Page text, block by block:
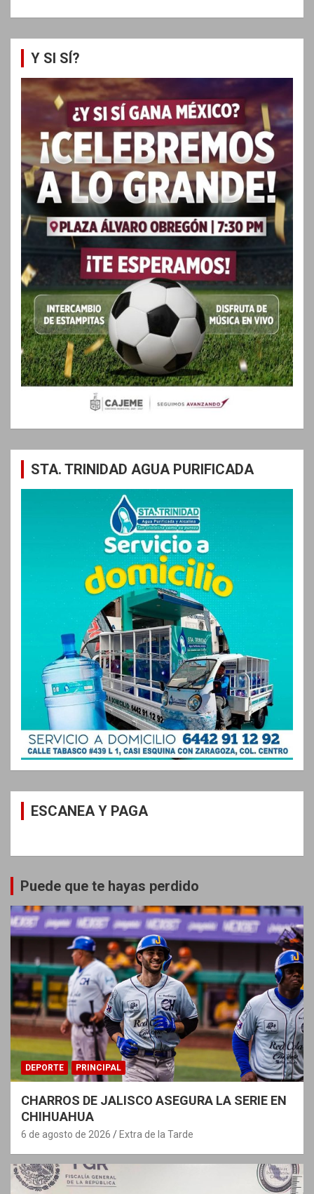
Y SI SÍ?
STA. TRINIDAD AGUA PURIFICADA
ESCANEA Y PAGA
Puede que te hayas perdido
DEPORTE PRINCIPAL
CHARROS DE JALISCO ASEGURA LA SERIE EN
CHIHUAHUA
6 de agosto de 2026 Extra de la Tarde